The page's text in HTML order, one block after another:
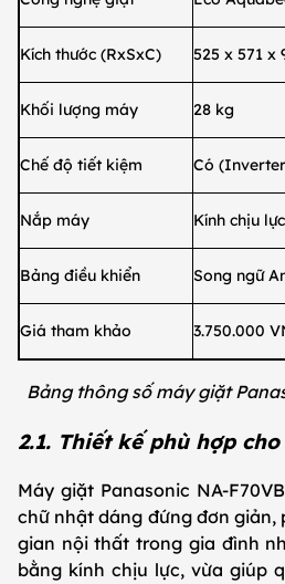
Kích thước (RxSxC) 525 x 571 x
Khối lượng máy 28 kg
Chế độ tiết kiệm Có
Nắp máy Kính chịu lực
Bảng điều khiển Song ngữ
Giá tham khảo 3.750.000
Bảng thông số máy giặt
2.1. Thiết kế phù hợp
Máy giặt Panasonic NA-
chữ nhật dáng đứng đơn giản,
gian nội thất trong gia đình
bằng kính chịu lực, vừa giúp